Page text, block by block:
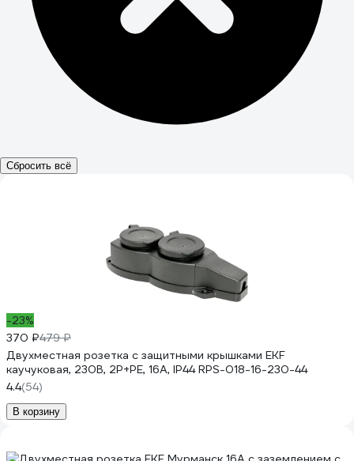
Сбросить всё
-23%
370 ₽479 ₽
Двухместная розетка с защитными крышками EKF
каучуковая, 230В, 2P+PE, 16A, IP44 RPS-018-16-230-44
4.4(54)
В корзину